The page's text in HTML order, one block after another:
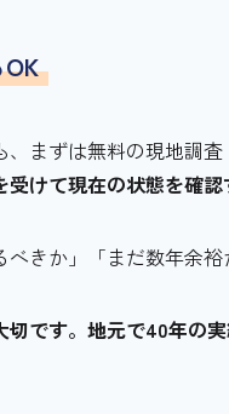
まずは無料の現地調
けて現在の状態を確認
きか」「まだ数年余裕
です。地元で40年の